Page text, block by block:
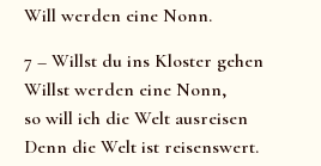
Will werden eine Nonn.
7 – Willst du ins Kloster gehen
Willst werden eine Nonn,
so will ich die Welt ausreisen
Denn die Welt ist reisenswert.